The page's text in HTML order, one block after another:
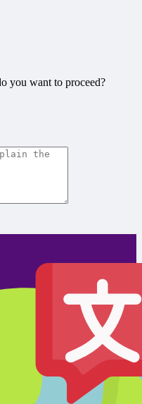
you want to proceed?